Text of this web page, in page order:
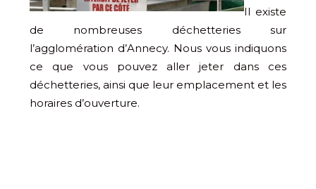
Il existe
de nombreuses déchetteries sur
l’agglomération d’Annecy. Nous vous indiquons
ce que vous pouvez aller jeter dans ces
déchetteries, ainsi que leur emplacement et les
horaires d’ouverture.